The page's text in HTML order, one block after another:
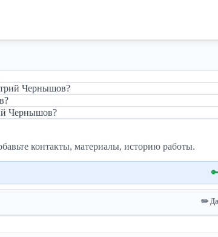
Чернышов?
Чернышов?
контакты, материалы, историю работы.
✏️